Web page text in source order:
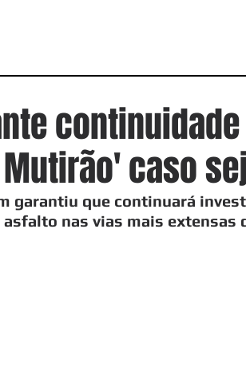
caso
garantiu que continuará
nas vias mais extensas